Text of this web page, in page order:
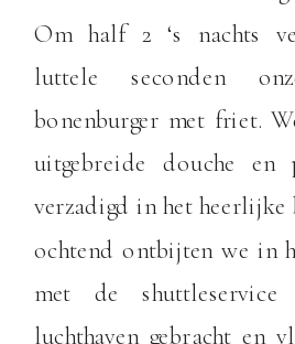
Om half 2 ‘s nachts
luttele seconden
bonenburger met friet.
uitgebreide douche
verzadigd in het heerlijke
ochtend ontbijten we in
met de
luchthaven gebracht en